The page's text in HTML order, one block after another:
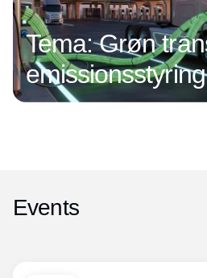
Tema: Grøn
Events